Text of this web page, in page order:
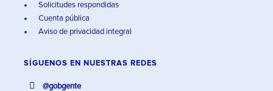
Solicitudes respondidas
Cuenta pública
Aviso de privacidad integral
SÍGUENOS EN NUESTRAS REDES
@gobgente